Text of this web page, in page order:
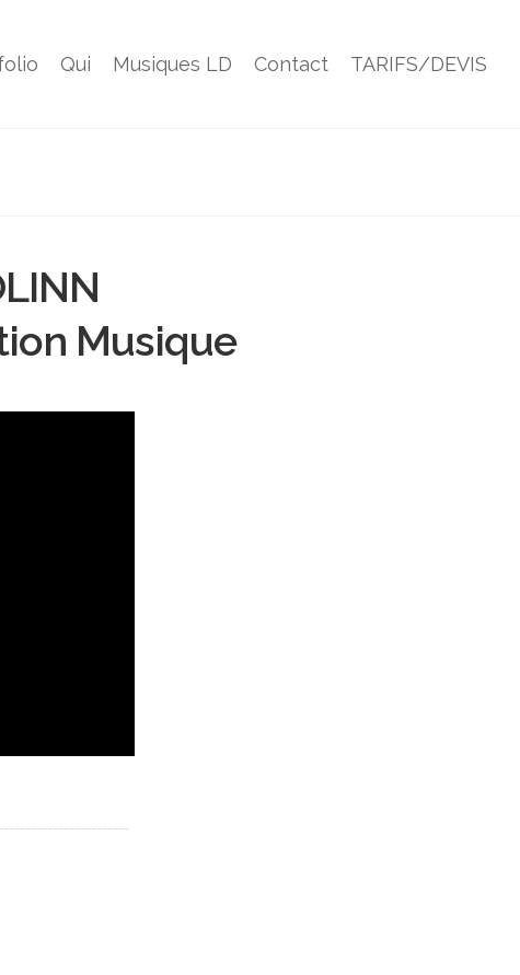
Qui Musiques LD Contact TARIFS/DEVIS
Musique